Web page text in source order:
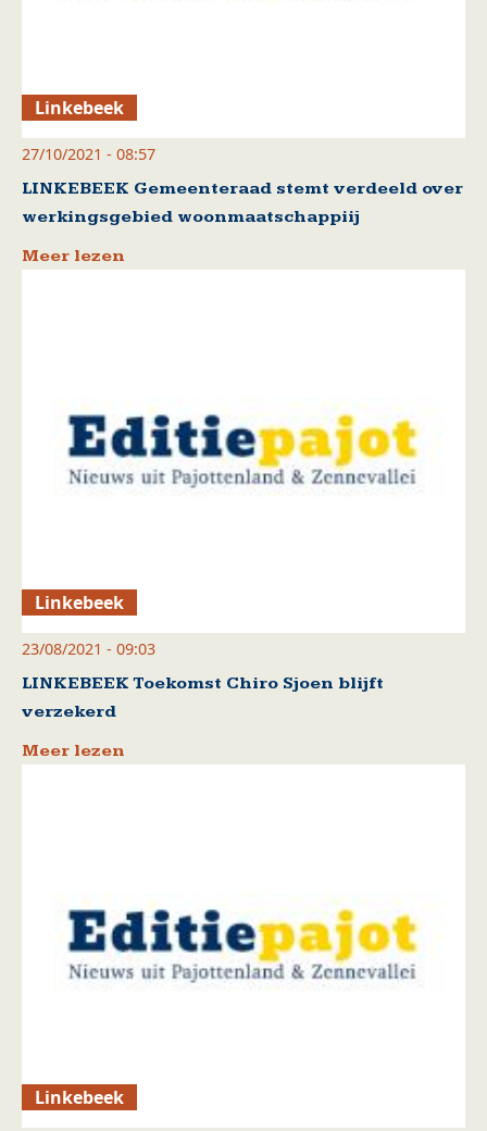
Linkebeek
27/10/2021 - 08:57
LINKEBEEK Gemeenteraad stemt verdeeld over
werkingsgebied woonmaatschappiij
Meer lezen
Linkebeek
23/08/2021 - 09:03
LINKEBEEK Toekomst Chiro Sjoen blijft
verzekerd
Meer lezen
Linkebeek